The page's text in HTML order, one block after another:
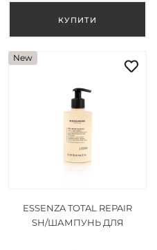
New
ESSENZA TOTAL REPAIR
SH/ШАМПУНЬ ДЛЯ